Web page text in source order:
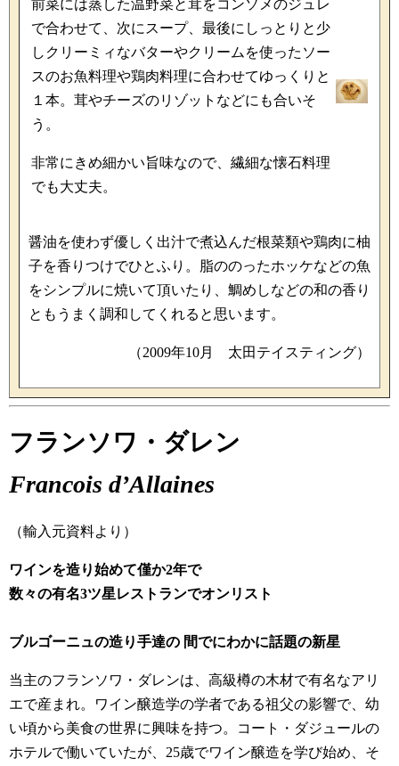
前菜には蒸した温野菜と茸をコンソメのジュレ
で合わせて、次にスープ、最後にしっとりと少
しクリーミィなバターやクリームを使ったソー
スのお魚料理や鶏肉料理に合わせてゆっくりと
１本。茸やチーズのリゾットなどにも合いそ
う。
非常にきめ細かい旨味なので、繊細な懐石料理
でも大丈夫。
醤油を使わず優しく出汁で煮込んだ根菜類や鶏肉に柚
子を香りつけでひとふり。脂ののったホッケなどの魚
をシンプルに焼いて頂いたり、鯛めしなどの和の香り
ともうまく調和してくれると思います。
（2009年10月 太田テイスティング）
フランソワ・ダレン
Francois d’Allaines
（輸入元資料より）
ワインを造り始めて僅か2年で
数々の有名3ツ星レストランでオンリスト
ブルゴーニュの造り手達の 間でにわかに話題の新星
当主のフランソワ・ダレンは、高級樽の木材で有名なアリ
エで産まれ。ワイン醸造学の学者である祖父の影響で、幼
い頃から美食の世界に興味を持つ。コート・ダジュールの
ホテルで働いていたが、25歳でワイン醸造を学び始め、そ